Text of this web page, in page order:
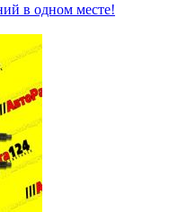
в одном месте!